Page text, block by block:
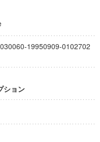
グラム「超成熟社会発展のサ
19950909-0102702
ション